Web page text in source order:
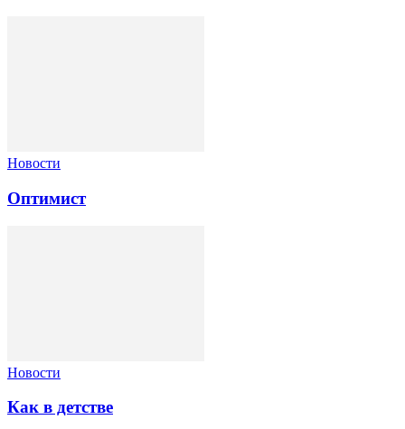
Новости
Оптимист
Новости
Как в детстве